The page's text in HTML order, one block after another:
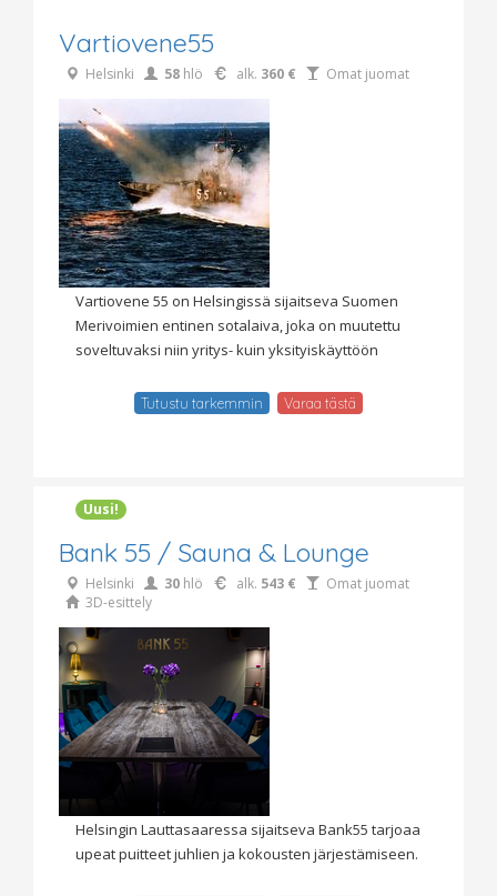
Vartiovene55
Helsinki 58 hlö alk. 360 € Omat juomat
Vartiovene 55 on Helsingissä sijaitseva Suomen
Merivoimien entinen sotalaiva, joka on muutettu
soveltuvaksi niin yritys- kuin yksityiskäyttöön
Tutustu tarkemmin Varaa tästä
Uusi!
Bank 55 / Sauna & Lounge
Helsinki 30 hlö alk. 543 €
Omat juomat
3D-esittely
Helsingin Lauttasaaressa sijaitseva Bank55 tarjoaa
upeat puitteet juhlien ja kokousten järjestämiseen.